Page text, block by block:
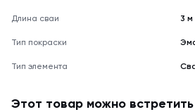
Длина сваи 3 м
Тип покраски
Тип элемента
Этот товар можно